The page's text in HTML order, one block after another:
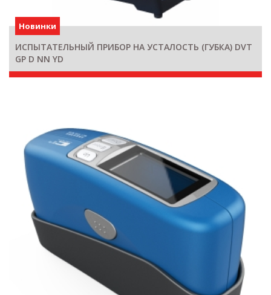
Новинки
ИСПЫТАТЕЛЬНЫЙ ПРИБОР НА УСТАЛОСТЬ (ГУБКА) DVT
GP D NN YD